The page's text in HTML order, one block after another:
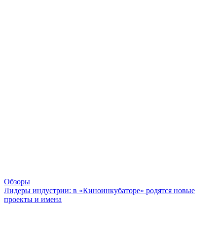
Обзоры
Лидеры индустрии: в «Киноинкубаторе» родятся новые
проекты и имена